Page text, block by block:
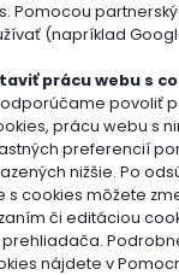
Pomocou
(napríklad
prácu webu s
odporúčame povoliť
prácu webu s
preferencií
nižšie. Po
s cookies môžete
či editáciou
nájdete v